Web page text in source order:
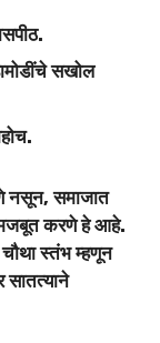
सखोल
नसून, समाजात
मजबूत करणे हे आहे.
स्तंभ म्हणून
सातत्याने